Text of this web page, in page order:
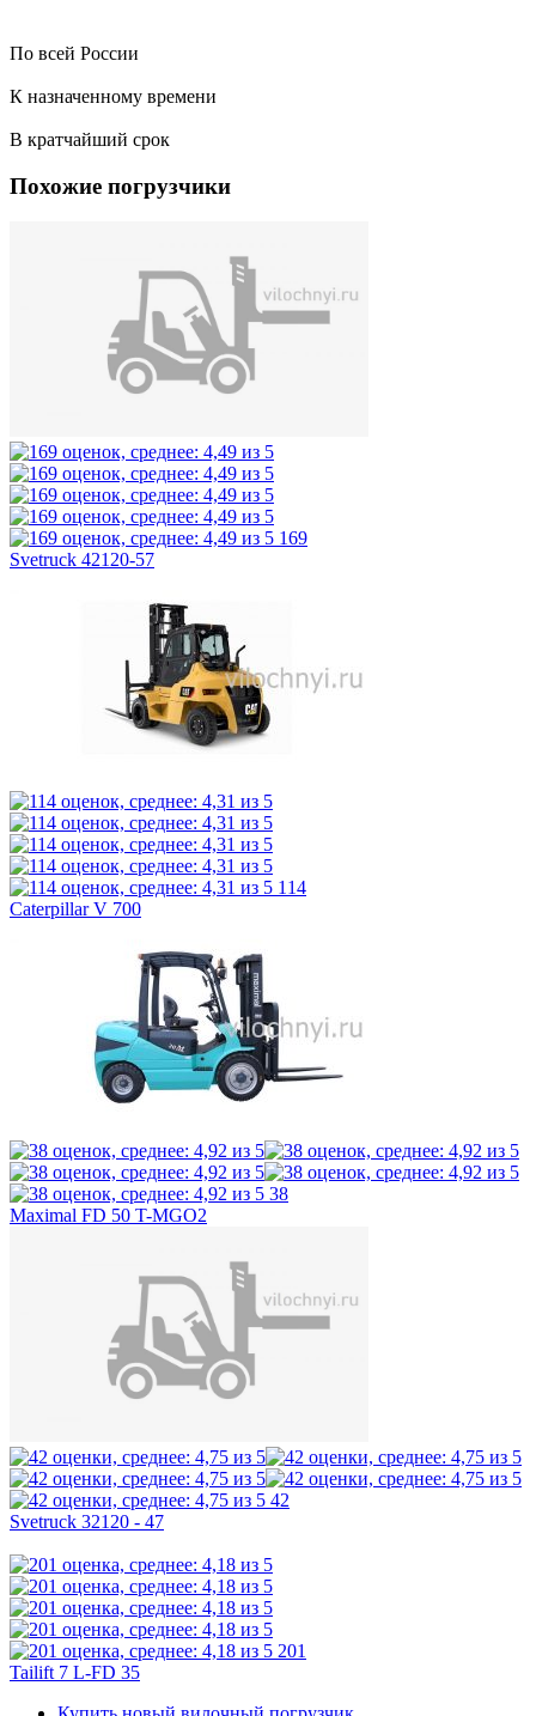
По всей России
К назначенному времени
В кратчайший срок
Похожие погрузчики
169
Svetruck 42120-57
114
Caterpillar V 700
38
Maximal FD 50 T-MGO2
42
Svetruck 32120 - 47
201
Tailift 7 L-FD 35